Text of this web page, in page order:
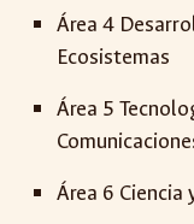
Área 4
Ecosistemas
Área 5
Área 6 Ciencia